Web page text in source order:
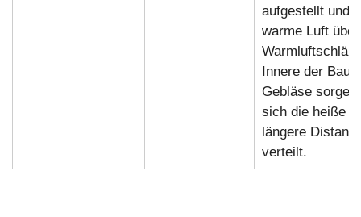
aufgestellt und
warme Luft über
Innere der
Gebläse
sich die heiße
längere
verteilt.